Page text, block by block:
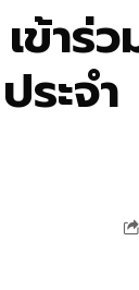
ข้าร่
ระจำ